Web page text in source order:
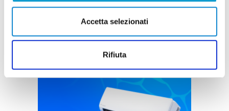
Accetta selezionati
Rifiuta
Pubblicità